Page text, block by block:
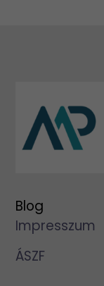
Blog
Impresszum
ÁSZF